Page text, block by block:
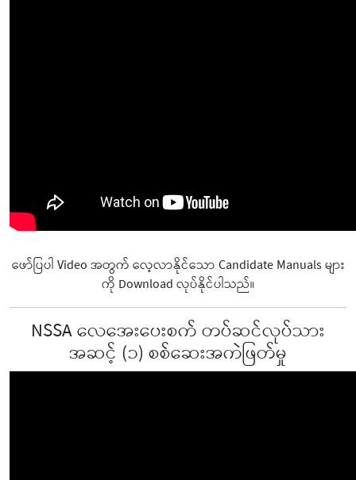
ဖော်ပြပါ Video အတွက် လေ့လာနိုင်သော Candidate Manuals များ
ကို Download လုပ်နိုင်ပါသည်။
NSSA လေအေးပေးစက် တပ်ဆင်လုပ်သား
အဆင့် (၁) စစ်ဆေးအကဲဖြတ်မှု